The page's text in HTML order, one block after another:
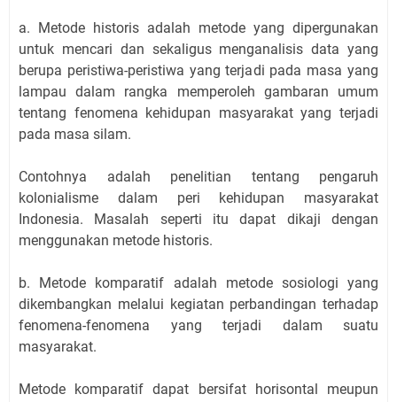
a. Metode historis adalah metode yang dipergunakan
untuk mencari dan sekaligus menganalisis data yang
berupa peristiwa-peristiwa yang terjadi pada masa yang
lampau dalam rangka memperoleh gambaran umum
tentang fenomena kehidupan masyarakat yang terjadi
pada masa silam.
Contohnya adalah penelitian tentang pengaruh
kolonialisme dalam peri kehidupan masyarakat
Indonesia. Masalah seperti itu dapat dikaji dengan
menggunakan metode historis.
b. Metode komparatif adalah metode sosiologi yang
dikembangkan melalui kegiatan perbandingan terhadap
fenomena-fenomena yang terjadi dalam suatu
masyarakat.
Metode komparatif dapat bersifat horisontal meupun